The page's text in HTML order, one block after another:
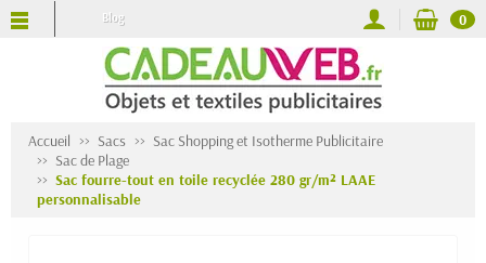
Blog 0
Accueil Sacs
Sac Shopping et Isotherme Publicitaire
Sac de Plage
Sac fourre-tout en toile recyclée 280 gr/m² LAAE
personnalisable